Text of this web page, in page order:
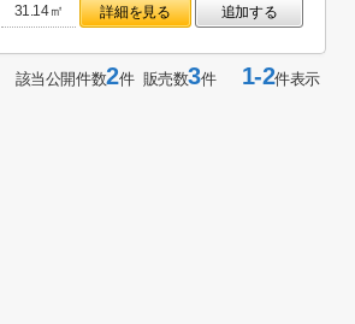
31.14㎡ 詳細を見る 追加する
該当公開件数2件 販売数3件1-2件表示